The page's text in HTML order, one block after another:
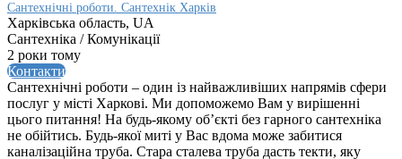
Сантехнічні роботи. Сантехнік Харків
Харківська область, UA
Сантехніка / Комунікації
2 роки тому
Контакти
Сантехнічні роботи – один із найважливіших напрямів сфери
послуг у місті Харкові. Ми допоможемо Вам у вирішенні
цього питання! На будь-якому об’єкті без гарного сантехніка
не обійтись. Будь-якої миті у Вас вдома може забитися
каналізаційна труба. Стара сталева труба дасть текти, яку